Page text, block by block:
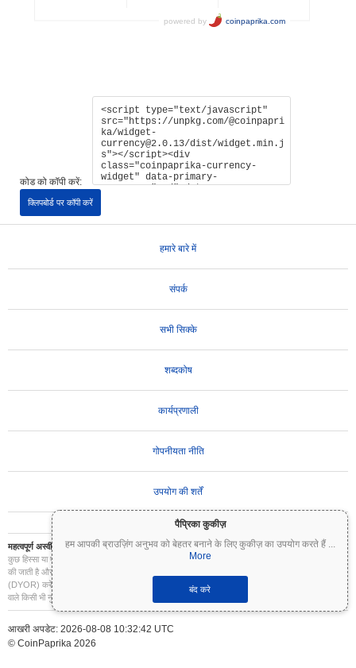
पैप्रिका कुकीज़
हम आपकी ब्राउज़िंग अनुभव को बेहतर बनाने के लिए कुकीज़ का उपयोग करते हैं ...
More
बंद करे
कोड को कॉपी करें:
क्लिपबोर्ड पर कॉपी करें
हमारे बारे में
संपर्क
सभी सिक्के
शब्दकोष
कार्यप्रणाली
गोपनीयता नीति
उपयोग की शर्तें
महत्वपूर्ण अस्वीकरण:क्रिप्टोकरेंसी अत्यधिक अस्थिर हैं और इनमें महत्वपूर्ण जोखिम शामिल है। आप अपने निवेश का
कुछ हिस्सा या पूरा निवेश खो सकते हैं। Coinpaprika पर सभी जानकारी केवल सूचनात्मक उद्देश्यों के लिए प्रदान
की जाती है और यह वित्तीय या निवेश सलाह नहीं है। निवेश के निर्णय लेने से पहले हमेशा अपना स्वयं का शोध
(DYOR) करें और किसी योग्य वित्तीय सलाहकार से परामर्श करें। Coinpaprika इस जानकारी के उपयोग से होने
वाले किसी भी नुकसान के लिए उत्तरदायी नहीं है।
आखरी अपडेट: 2026-08-08 10:32:42 UTC
© CoinPaprika 2026